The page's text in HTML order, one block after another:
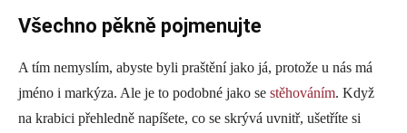
Všechno pěkně pojmenujte
A tím nemyslím, abyste byli praštění jako já, protože u nás má
jméno i markýza. Ale je to podobné jako se stěhováním. Když
na krabici přehledně napíšete, co se skrývá uvnitř, ušetříte si